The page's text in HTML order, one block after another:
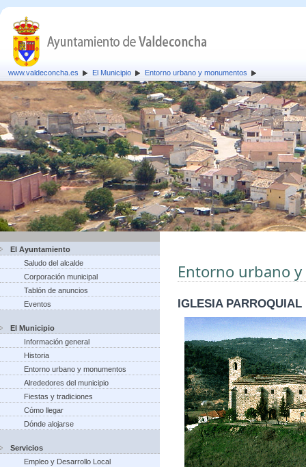
www.valdeconcha.es El Municipio Entorno urbano y monumentos
El Ayuntamiento
Saludo del alcalde
Corporación municipal
Tablón de anuncios
Eventos
El Municipio
Información general
Historia
Entorno urbano y monumentos
Alrededores del municipio
Fiestas y tradiciones
Cómo llegar
Dónde alojarse
Servicios
Empleo y Desarrollo Local
Entorno urbano
IGLESIA PARROQUIAL